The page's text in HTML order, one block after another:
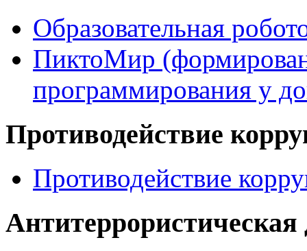
Образовательная
ПиктоМир
программирования у
Противодействие
Противодействие
Антитеррористическая